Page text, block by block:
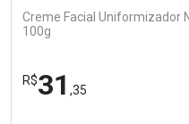
Creme Facial Uniformizador
100g
R$31 ,35